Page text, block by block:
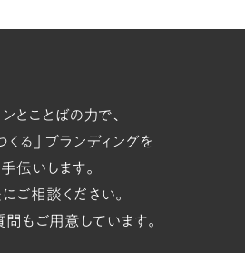
とことばの力で、
くる」ブランディングを
伝いします。
ご相談ください。
問 もご用意しています。